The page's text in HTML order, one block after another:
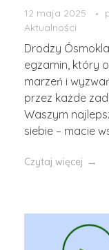
12 maja 2025
Aktualności
Drodzy
egzamin, który
marzeń i
przez każde
Waszym
siebie – macie
Czytaj więcej